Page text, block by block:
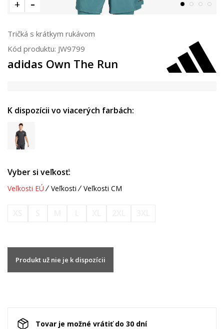
Tričká s krátkym rukávom
Kód produktu: JW9799
adidas Own The Run
K dispozícii vo viacerých farbách:
Vyber si veľkosť:
Veľkosti EÚ Veľkosti Veľkosti CM
Produkt už nie je k dispozícii
Tovar je možné vrátiť do 30 dní